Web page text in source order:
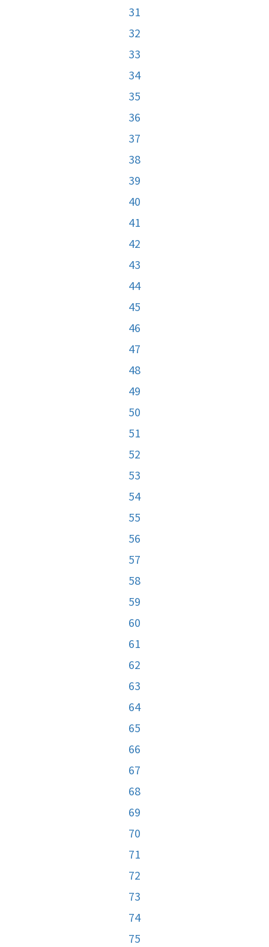
31
32
33
34
35
36
37
38
39
40
41
42
43
44
45
46
47
48
49
50
51
52
53
54
55
56
57
58
59
60
61
62
63
64
65
66
67
68
69
70
71
72
73
74
75